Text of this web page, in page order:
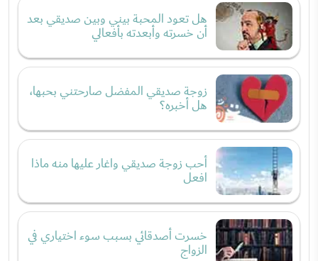
هل تعود المحبة بيني وبين صديقي بعد
أن خسرته وأبعدته بأفعالي
زوجة صديقي المفضل صارحتني بحبها،
هل أخبره؟
أحب زوجة صديقي واغار عليها منه ماذا
افعل
خسرت أصدقائي بسبب سوء اختياري في
الزواج